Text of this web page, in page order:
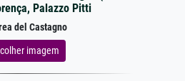
Palazzo Pitti
del Castagno
imagem